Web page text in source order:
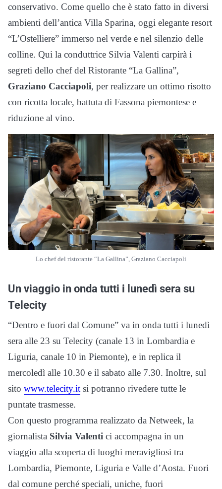
conservativo. Come quello che è stato fatto in diversi
ambienti dell’antica Villa Sparina, oggi elegante resort
“L’Ostelliere” immerso nel verde e nel silenzio delle
colline. Qui la conduttrice Silvia Valenti carpirà i
segreti dello chef del Ristorante “La Gallina”,
Graziano Cacciapoli, per realizzare un ottimo risotto
con ricotta locale, battuta di Fassona piemontese e
riduzione al vino.
Lo chef del ristorante “La Gallina”, Graziano Cacciapoli
Un viaggio in onda tutti i lunedì sera su
Telecity
“Dentro e fuori dal Comune” va in onda tutti i lunedì
sera alle 23 su Telecity (canale 13 in Lombardia e
Liguria, canale 10 in Piemonte), e in replica il
mercoledì alle 10.30 e il sabato alle 7.30. Inoltre, sul
sito www.telecity.it si potranno rivedere tutte le
puntate trasmesse.
Con questo programma realizzato da Netweek, la
giornalista Silvia Valenti ci accompagna in un
viaggio alla scoperta di luoghi meravigliosi tra
Lombardia, Piemonte, Liguria e Valle d’Aosta. Fuori
dal comune perché speciali, uniche, fuori